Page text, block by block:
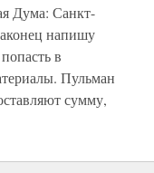
Дума: Санкт-
напишу
в
Пульман
сумму,